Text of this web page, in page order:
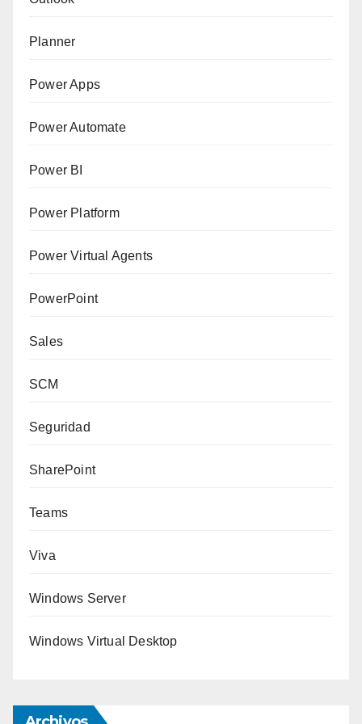
Planner
Power Apps
Power Automate
Power BI
Power Platform
Power Virtual Agents
PowerPoint
Sales
SCM
Seguridad
SharePoint
Teams
Viva
Windows Server
Windows Virtual Desktop